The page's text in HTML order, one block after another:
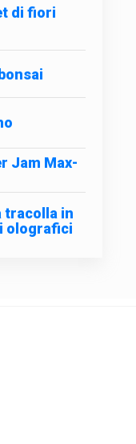
di fiori
Jam Max-
tracolla in
olografici